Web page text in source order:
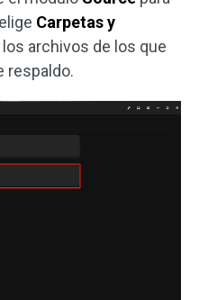
Carpetas y
archivos de los que
respaldo.